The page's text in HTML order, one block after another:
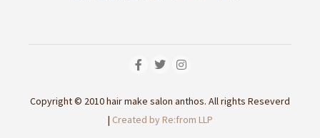
Copyright © 2010 hair make salon anthos. All rights Reseverd
| Created by Re:from LLP